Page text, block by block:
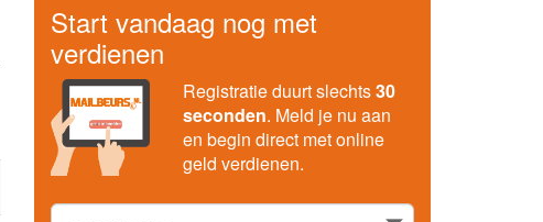
Start vandaag nog met
verdienen
Registratie duurt slechts30
seconden. Meld je nu aan
en begin direct met online
geld verdienen.